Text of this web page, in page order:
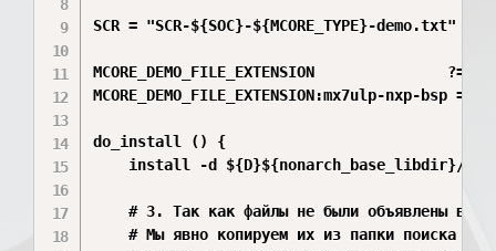
SCR = "SCR-${SOC}-${MCORE_TYPE}-demo.txt"
MCORE_DEMO_FILE_EXTENSION               ?=
MCORE_DEMO_FILE_EXTENSION:mx7ulp-nxp-bsp =
do_install () {
install -d ${D}${nonarch_base_libdir}/
# 3. Так как файлы не были объявлены в
# Мы явно копируем их из папки поиска